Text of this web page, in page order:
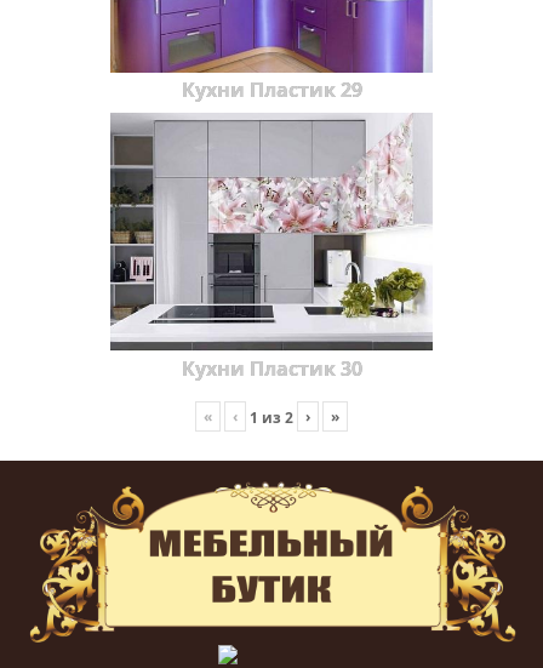
Кухни Пластик 29
Кухни Пластик 30
« ‹ 1 из 2 › »